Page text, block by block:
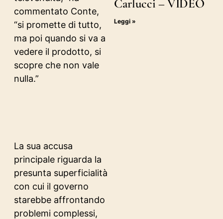
commentato Conte,
“si promette di tutto,
ma poi quando si va a
vedere il prodotto, si
scopre che non vale
nulla.”
La sua accusa
principale riguarda la
presunta superficialità
con cui il governo
starebbe affrontando
problemi complessi,
Carlucci – VIDEO
Leggi »